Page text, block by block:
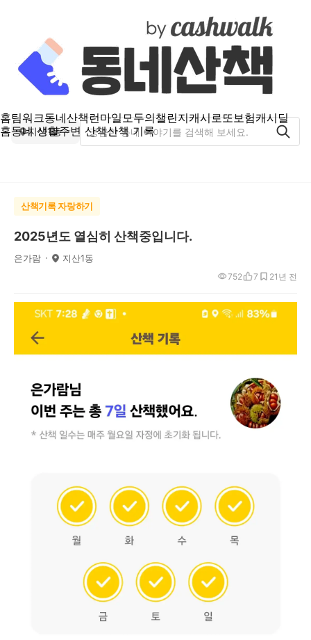
홈팀워크동네산책런마일모두의챌린지캐시로또보험캐시딜
홈동네 생활주변 산책산책 기록
지산1동
산책기록 자랑하기
2025년도 열심히 산책중입니다.
은가람 지산1동
1년 전
752 7 2